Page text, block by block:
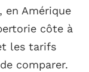
en Amérique
côte à
les tarifs
comparer.